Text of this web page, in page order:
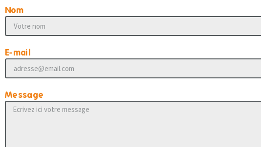
Nom
E-mail
Message